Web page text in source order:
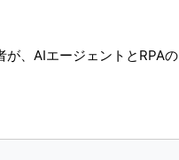
、AIエージェントとRPAの